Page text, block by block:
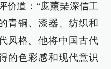
价道：“庞薰琹深信工
青铜、漆器、纺织和
风格。他将中国古代
的色彩感和现代意识